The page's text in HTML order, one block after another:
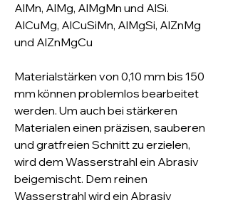
AlMn, AlMg, AlMgMn und AlSi.
AlCuMg, AlCuSiMn, AlMgSi, AlZnMg
und AlZnMgCu
Materialstärken von 0,10 mm bis 150
mm können problemlos bearbeitet
werden. Um auch bei stärkeren
Materialen einen präzisen, sauberen
und gratfreien Schnitt zu erzielen,
wird dem Wasserstrahl ein Abrasiv
beigemischt. Dem reinen
Wasserstrahl wird ein Abrasiv